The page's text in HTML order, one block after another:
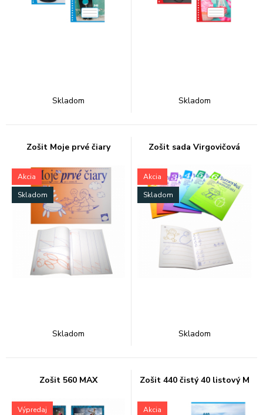
Skladom Skladom
Zošit Moje prvé čiary
Akcia
Skladom
Skladom
Zošit sada Virgovičová
Akcia
Skladom
Skladom
Zošit 560 MAX
Výpredaj
Zošit 440 čistý 40 listový M
Akcia